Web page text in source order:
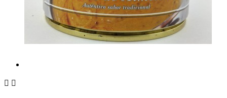
 